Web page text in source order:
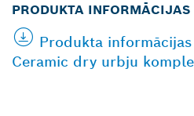
PRODUKTA
Produkta
Ceramic dry urbju